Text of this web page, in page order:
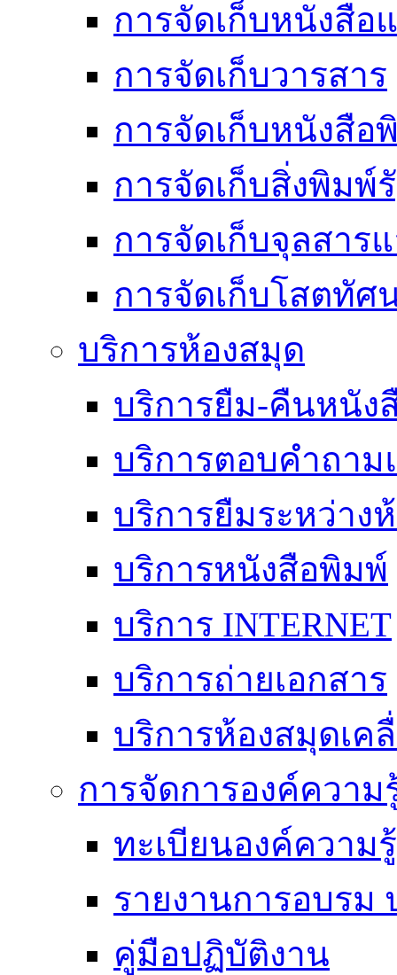
การจัดเก็บหนังสือ
การจัดเก็บวารสาร
การจัดเก็บหนังสือ
การจัดเก็บสิ่งพิมพ์
การจัดเก็บจุลสาร
การจัดเก็บโสตทัศ
บริการห้องสมุด
บริการยืม-คืนหนัง
บริการตอบคำถา
บริการยืมระหว่าง
บริการหนังสือพิมพ์
บริการ INTERNET
บริการถ่ายเอกสาร
บริการห้องสมุดเค
การจัดการองค์ความ
ทะเบียนองค์ความ
รายงานการอบรม
คู่มือปฏิบัติงาน